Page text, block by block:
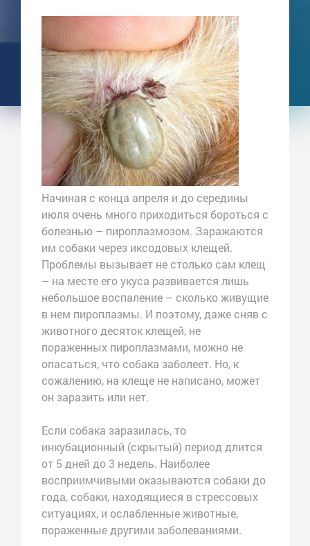
Начиная с конца апреля и до середины
июля очень много приходиться бороться с
болезнью – пироплазмозом. Заражаются
им собаки через иксодовых клещей.
Проблемы вызывает не столько сам клещ
– на месте его укуса развивается лишь
небольшое воспаление – сколько живущие
в нем пироплазмы. И поэтому, даже сняв с
животного десяток клещей, не
пораженных пироплазмами, можно не
опасаться, что собака заболеет. Но, к
сожалению, на клеще не написано, может
он заразить или нет.
Если собака заразилась, то
инкубационный (скрытый) период длится
от 5 дней до 3 недель. Наиболее
восприимчивыми оказываются собаки до
года, собаки, находящиеся в стрессовых
ситуациях, и ослабленные животные,
пораженные другими заболеваниями.